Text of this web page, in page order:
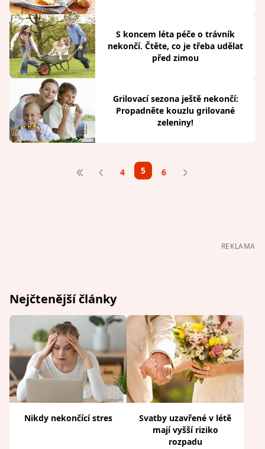
S koncem léta péče o trávník
nekončí. Čtěte, co je třeba udělat
před zimou
Grilovací sezona ještě nekončí:
Propadněte kouzlu grilované
zeleniny!
4 5 6
REKLAMA
Nejčtenější články
Nikdy nekončící stres
Svatby uzavřené v létě
mají vyšší riziko
rozpadu